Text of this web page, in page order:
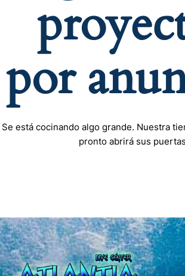
por
Se está cocinando algo grande. Nuestra
pronto abrirá sus